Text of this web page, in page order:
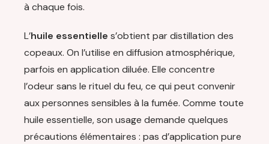
à chaque fois.
L’huile essentielle s’obtient par distillation des
copeaux. On l’utilise en diffusion atmosphérique,
parfois en application diluée. Elle concentre
l’odeur sans le rituel du feu, ce qui peut convenir
aux personnes sensibles à la fumée. Comme toute
huile essentielle, son usage demande quelques
précautions élémentaires : pas d’application pure